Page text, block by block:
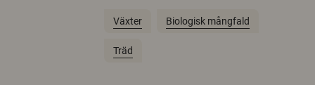
Växter Biologisk mångfald
Träd